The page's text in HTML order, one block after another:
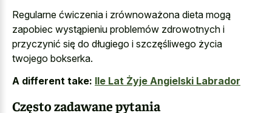
Regularne ćwiczenia i zrównoważona dieta mogą
zapobiec wystąpieniu problemów zdrowotnych i
przyczynić się do długiego i szczęśliwego życia
twojego bokserka.
A different take: Ile Lat Żyje Angielski Labrador
Często zadawane pytania